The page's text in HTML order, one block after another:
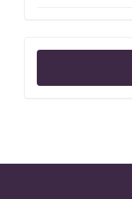
Enviar
un